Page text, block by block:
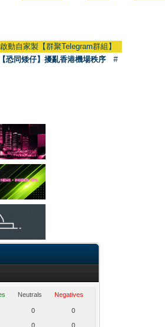
自家製【群聚Telegram群組】 HKGAY.net
恐同矮仔】擾亂香港機場秩序
#
Neutrals Negatives
0 0
0 0